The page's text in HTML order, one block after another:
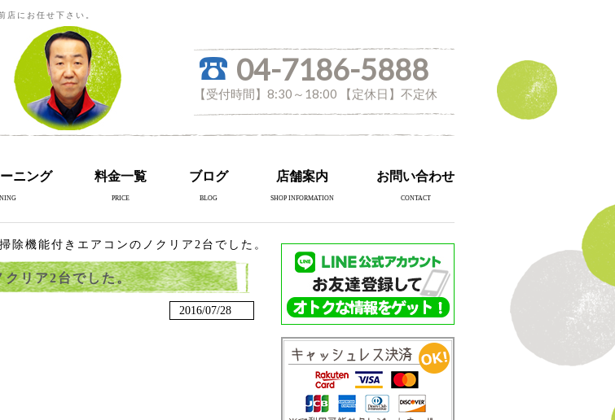
店にお任せ下さい。
04-7186-5888
【受付時間】8:30～18:00 【定休日】不定休
ニング 料金一覧
PRICE
ブログ
BLOG
店舗案内
SHOP INFORMATION
お問い合わせ
CONTACT
除機能付きエアコンのノクリア2台でした。
クリア2台でした。
2016/07/28